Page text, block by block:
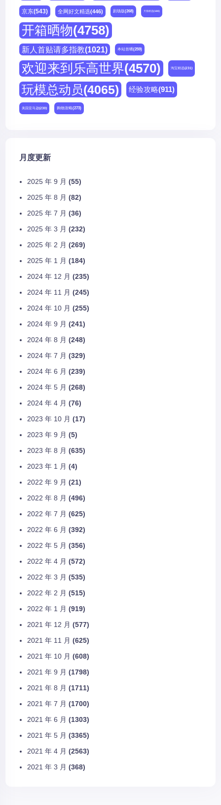
京东(543) 全网好文精选(446) 剧场版(268) 天猫精选(180)
开箱晒物(4758)
新人首贴请多指教(1021) 本站首晒(259)
欢迎来到乐高世界(4570) 淘宝精选(231)
玩模总动员(4065) 经验攻略(911)
美国亚马逊(230) 购物攻略(273)
月度更新
2025 年 9 月 (55)
2025 年 8 月 (82)
2025 年 7 月 (36)
2025 年 3 月 (232)
2025 年 2 月 (269)
2025 年 1 月 (184)
2024 年 12 月 (235)
2024 年 11 月 (245)
2024 年 10 月 (255)
2024 年 9 月 (241)
2024 年 8 月 (248)
2024 年 7 月 (329)
2024 年 6 月 (239)
2024 年 5 月 (268)
2024 年 4 月 (76)
2023 年 10 月 (17)
2023 年 9 月 (5)
2023 年 8 月 (635)
2023 年 1 月 (4)
2022 年 9 月 (21)
2022 年 8 月 (496)
2022 年 7 月 (625)
2022 年 6 月 (392)
2022 年 5 月 (356)
2022 年 4 月 (572)
2022 年 3 月 (535)
2022 年 2 月 (515)
2022 年 1 月 (919)
2021 年 12 月 (577)
2021 年 11 月 (625)
2021 年 10 月 (608)
2021 年 9 月 (1798)
2021 年 8 月 (1711)
2021 年 7 月 (1700)
2021 年 6 月 (1303)
2021 年 5 月 (3365)
2021 年 4 月 (2563)
2021 年 3 月 (368)